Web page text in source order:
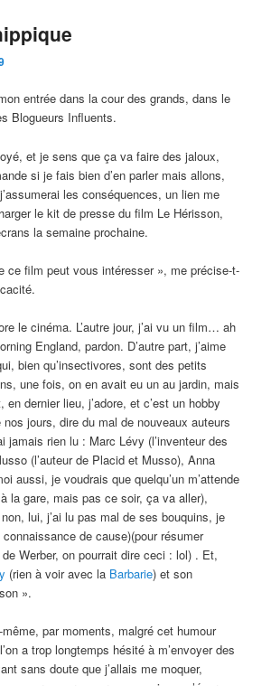
entrée dans la cour des grands, dans le
Blogueurs Influents.
et je sens que ça va faire des jaloux,
si je fais bien d’en parler mais allons,
les conséquences, un lien me
le kit de presse du film Le Hérisson,
la semaine prochaine.
ce film peut vous intéresser », me précise-t-
le cinéma. L’autre jour, j’ai vu un film… ah
England, pardon. D’autre part, j’aime
bien qu’insectivores, sont des petits
une fois, on en avait eu un au jardin, mais
dernier lieu, j’adore, et c’est un hobby
nos jours, dire du mal de nouveaux auteurs
jamais rien lu : Marc Lévy (l’inventeur des
(l’auteur de Placid et Musso), Anna
aussi, je voudrais que quelqu’un m’attende
la gare, mais pas ce soir, ça va aller),
lui, j’ai lu pas mal de ses bouquins, je
de cause)(pour résumer
de Werber, on pourrait dire ceci : lol) . Et,
(rien à voir avec la Barbarie) et son
».
par moments, malgré cet humour
a trop longtemps hésité à m’envoyer des
sans doute que j’allais me moquer,